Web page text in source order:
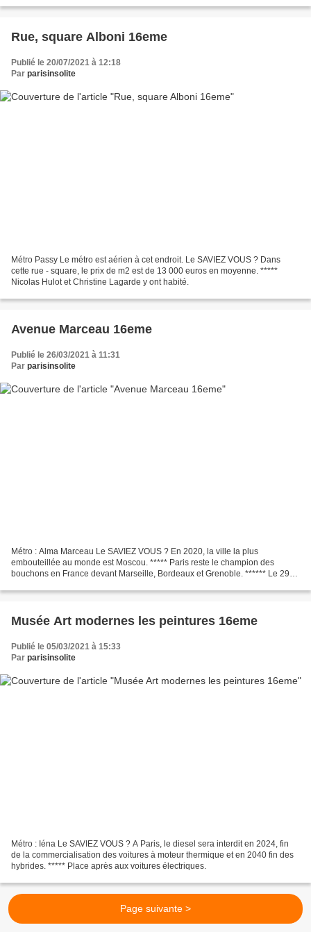
Rue, square Alboni 16eme
Publié le 20/07/2021 à 12:18
Par parisinsolite
Métro Passy Le métro est aérien à cet endroit. Le SAVIEZ VOUS ? Dans
cette rue - square, le prix de m2 est de 13 000 euros en moyenne. *****
Nicolas Hulot et Christine Lagarde y ont habité.
Avenue Marceau 16eme
Publié le 26/03/2021 à 11:31
Par parisinsolite
Métro : Alma Marceau Le SAVIEZ VOUS ? En 2020, la ville la plus
embouteillée au monde est Moscou. ***** Paris reste le champion des
bouchons en France devant Marseille, Bordeaux et Grenoble. ****** Le 29
Musée Art modernes les peintures 16eme
Publié le 05/03/2021 à 15:33
Par parisinsolite
Métro : Iéna Le SAVIEZ VOUS ? A Paris, le diesel sera interdit en 2024, fin
de la commercialisation des voitures à moteur thermique et en 2040 fin des
hybrides. ***** Place après aux voitures électriques.
Page suivante >